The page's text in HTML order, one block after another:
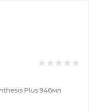
Plus 946мл